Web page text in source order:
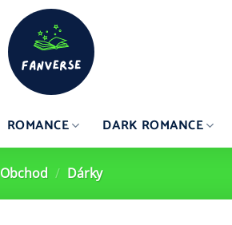
ROMANCE DARK ROMANCE
Obchod / Dárky